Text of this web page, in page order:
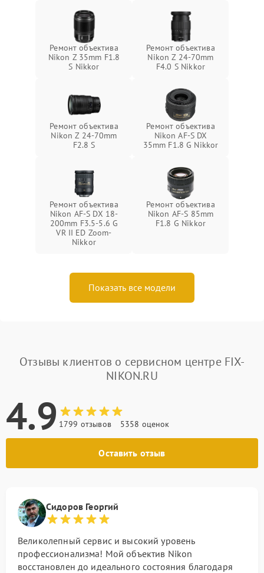
Ремонт объектива
Nikon Z 35mm F1.8
S Nikkor
Ремонт объектива
Nikon Z 24-70mm
F4.0 S Nikkor
Ремонт объектива
Nikon Z 24-70mm
F2.8 S
Ремонт объектива
Nikon AF-S DX
35mm F1.8 G Nikkor
Ремонт объектива
Nikon AF-S DX 18-
200mm F3.5-5.6 G
VR II ED Zoom-
Nikkor
Ремонт объектива
Nikon AF-S 85mm
F1.8 G Nikkor
Показать все модели
Отзывы клиентов о сервисном центре FIX-
NIKON.RU
4.9 1799 отзывов 5358 оценок
Оставить отзыв
Сидоров Георгий
Великолепный сервис и высокий уровень
профессионализма! Мой объектив Nikon
восстановлен до идеального состояния благодаря